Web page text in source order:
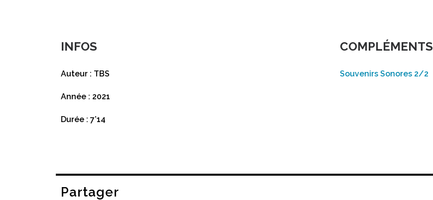
INFOS
Auteur : TBS
Année : 2021
Durée : 7’14
COMPLÉMENTS
Souvenirs Sonores 2/2
Partager